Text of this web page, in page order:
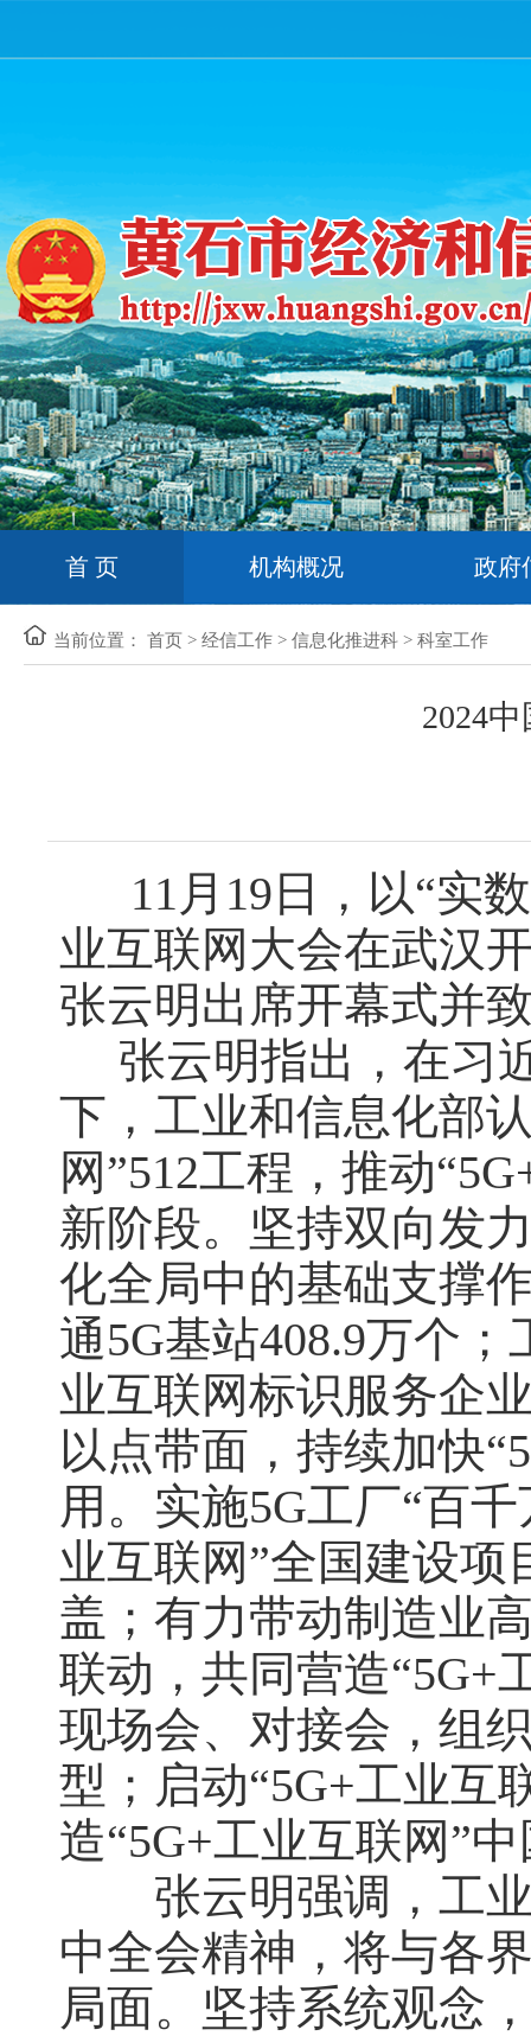
首 页 机构概况 政府
当前位置： 首页 > 经信工作 > 信息化推进科 > 科室工作
2024
11月19日，以“实
业互联网大会在武汉
张云明出席开幕式并
张云明指出，在习
下，工业和信息化部
网”512工程，推动
新阶段。坚持双向发
化全局中的基础支撑
通5G基站408.9万个
业互联网标识服务企
以点带面，持续加快
用。实施5G工厂“百
业互联网”全国建设项
盖；有力带动制造业
联动，共同营造“5G+
现场会、对接会，组
型；启动“5G+工业互
造“5G+工业互联网”
张云明强调，工业
中全会精神，将与各
局面。坚持系统观念